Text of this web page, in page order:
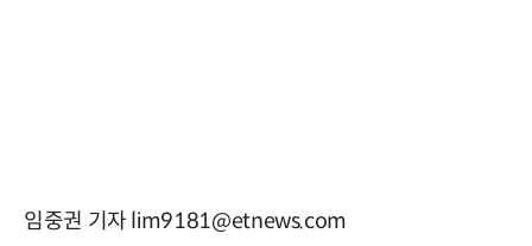
임중권 기자 lim9181@etnews.com